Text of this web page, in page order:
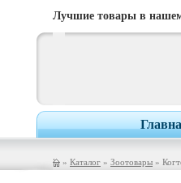
Лучшие товары в
» Каталог » Зоотовары »